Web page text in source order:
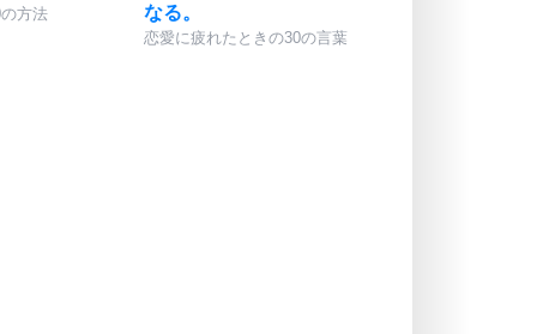
方法
なる。
恋愛に疲れたときの30の言葉